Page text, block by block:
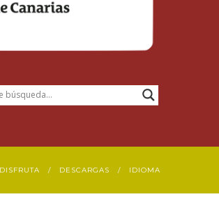
DISFRUTA DESCARGAS IDIOMA